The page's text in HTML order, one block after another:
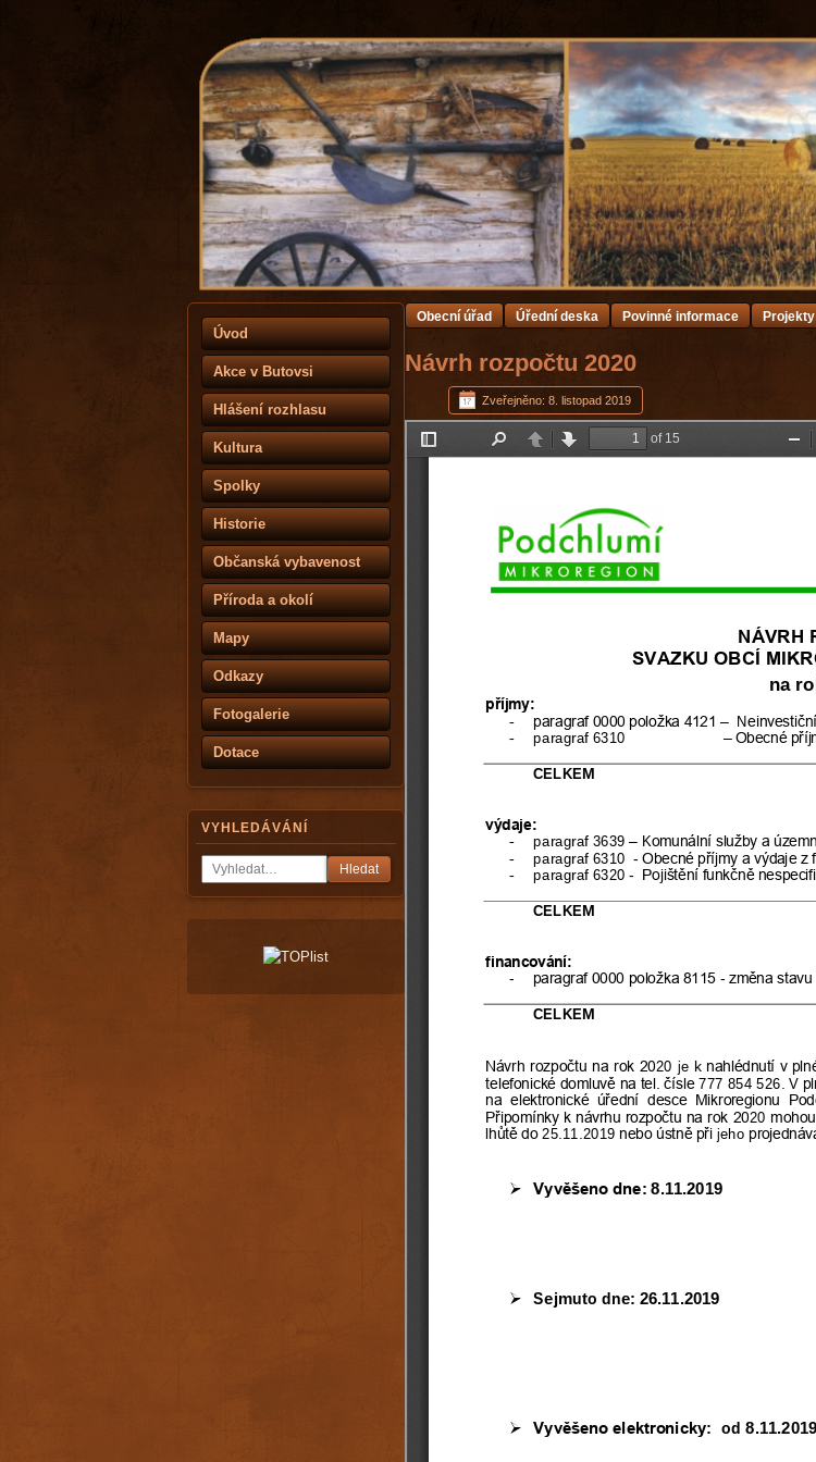
Úvod
Akce v Butovsi
Hlášení rozhlasu
Kultura
Spolky
Historie
Občanská vybavenost
Příroda a okolí
Mapy
Odkazy
Fotogalerie
Dotace
VYHLEDÁVÁNÍ
Hledat
Obecní úřad Úřední deska Povinné informace Projekty
Návrh rozpočtu 2020
Zveřejněno: 8. listopad 2019